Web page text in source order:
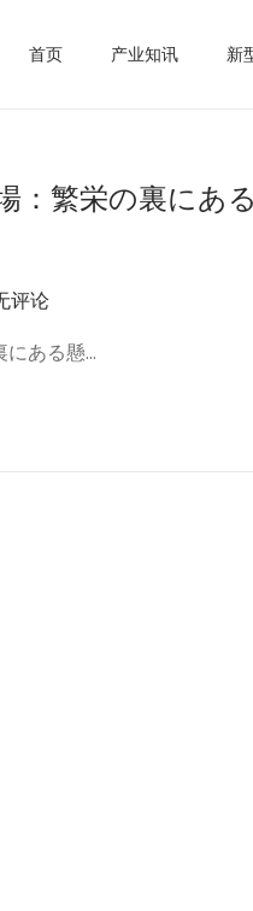
首页 产业知讯 新
：繁栄の裏にあ
评论
にある懸…